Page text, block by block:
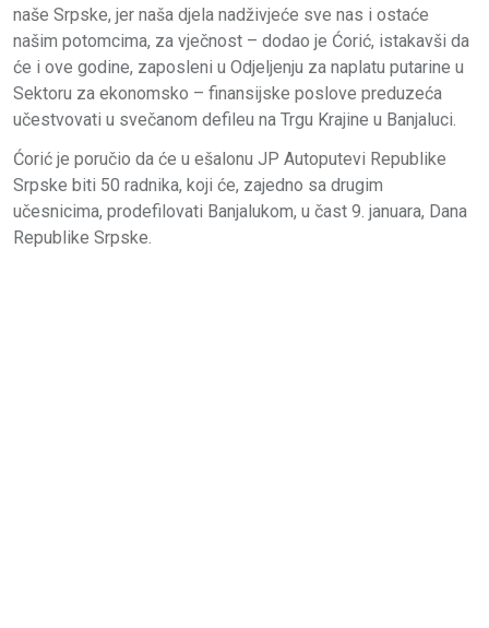
naše Srpske, jer naša djela nadživjeće sve nas i ostaće
našim potomcima, za vječnost – dodao je Ćorić, istakavši da
će i ove godine, zaposleni u Odjeljenju za naplatu putarine u
Sektoru za ekonomsko – finansijske poslove preduzeća
učestvovati u svečanom defileu na Trgu Krajine u Banjaluci.
Ćorić je poručio da će u ešalonu ЈP Autoputevi Republike
Srpske biti 50 radnika, koji će, zajedno sa drugim
učesnicima, prodefilovati Banjalukom, u čast 9. januara, Dana
Republike Srpske.